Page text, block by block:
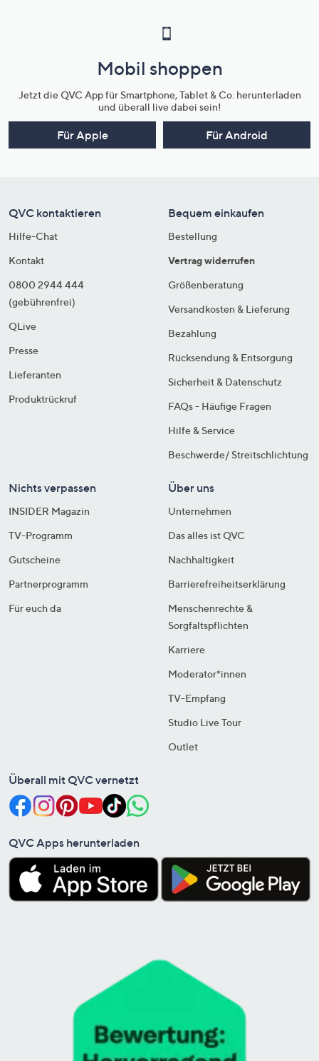
Mobil shoppen
Jetzt die QVC App für Smartphone, Tablet & Co. herunterladen
und überall live dabei sein!
Für Apple Für Android
QVC kontaktieren
Hilfe-Chat
Kontakt
0800 2944 444
(gebührenfrei)
QLive
Presse
Lieferanten
Produktrückruf
Bequem einkaufen
Bestellung
Vertrag widerrufen
Größenberatung
Versandkosten & Lieferung
Bezahlung
Rücksendung & Entsorgung
Sicherheit & Datenschutz
FAQs - Häufige Fragen
Hilfe & Service
Beschwerde/ Streitschlichtung
Nichts verpassen
INSIDER Magazin
TV-Programm
Gutscheine
Partnerprogramm
Für euch da
Über uns
Unternehmen
Das alles ist QVC
Nachhaltigkeit
Barrierefreiheitserklärung
Menschenrechte &
Sorgfaltspflichten
Karriere
Moderator*innen
TV-Empfang
Studio Live Tour
Outlet
Überall mit QVC vernetzt
QVC Apps herunterladen